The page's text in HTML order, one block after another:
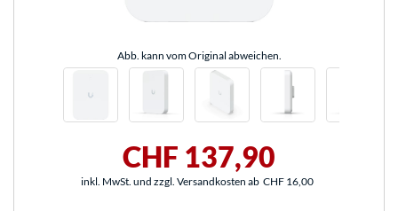
Abb. kann vom Original abweichen.
CHF 137,90
inkl. MwSt. und zzgl. Versandkosten ab CHF 16,00